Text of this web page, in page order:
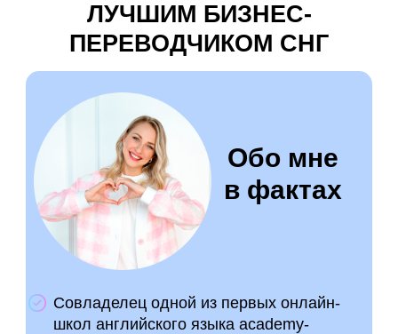
Обо мне
в фактах
Совладелец одной из первых онлайн-
школ английского языка academy-
ЛУЧШИМ БИЗНЕС-
ПЕРЕВОДЧИКОМ СНГ